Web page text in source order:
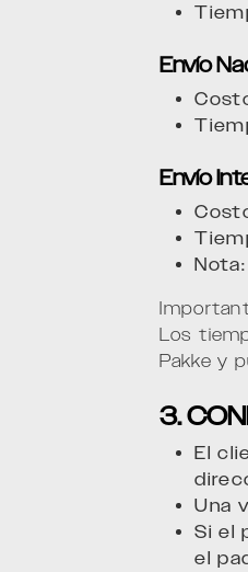
Envío
Envío
Los
Pakke y
3.
El
Una
Si el
el